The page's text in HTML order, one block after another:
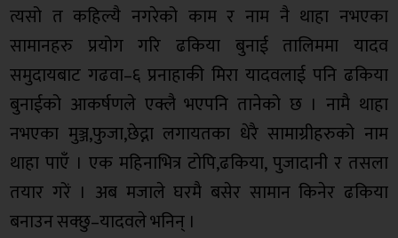
त्यसो त कहिल्यै नगरेको काम र नाम नै थाहा नभएका
सामानहरु प्रयोग गरि ढकिया बुनाई तालिममा यादव
समुदायबाट गढवा–६ प्रनाहाकी मिरा यादवलाई पनि ढकिया
बुनाईको आकर्षणले एक्लै भएपनि तानेको छ । नामै थाहा
नभएका मुञ्ज,फुजा,छेद्ना लगायतका धेरै सामाग्रीहरुको नाम
थाहा पाएँ । एक महिनाभित्र टोपि,ढकिया, पुजादानी र तसला
तयार गरें । अब मजाले घरमै बसेर सामान किनेर ढकिया
बनाउन सक्छु–यादवले भनिन् ।